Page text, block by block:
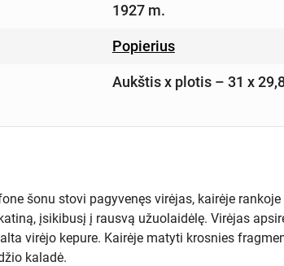
1927 m.
Popierius
Aukštis x plotis – 31 x
šonu stovi pagyvenęs virėjas, kairėje
įsikibusį į rausvą užuolaidėlę. Virėjas
virėjo kepure. Kairėje matyti krosnies
kaladė.